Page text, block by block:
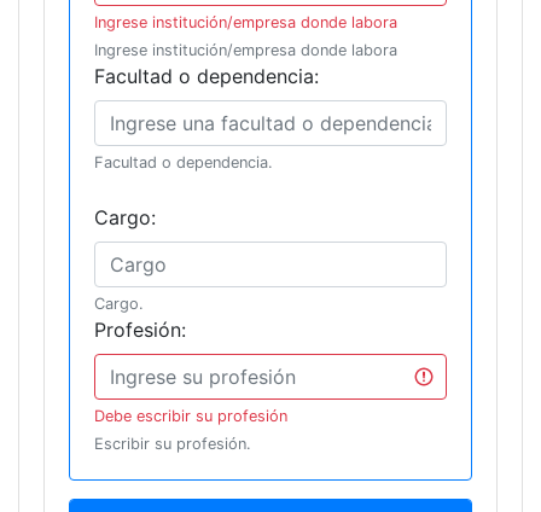
Ingrese institución/empresa donde labora
Ingrese institución/empresa donde labora
Facultad o dependencia:
Facultad o dependencia.
Cargo:
Cargo.
Profesión:
Debe escribir su profesión
Escribir su profesión.